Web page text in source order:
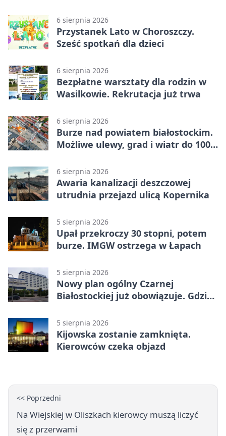
6 sierpnia 2026
Przystanek Lato w Choroszczy.
Sześć spotkań dla dzieci
6 sierpnia 2026
Bezpłatne warsztaty dla rodzin w
Wasilkowie. Rekrutacja już trwa
6 sierpnia 2026
Burze nad powiatem białostockim.
Możliwe ulewy, grad i wiatr do 100
6 sierpnia 2026
Awaria kanalizacji deszczowej
utrudnia przejazd ulicą Kopernika
5 sierpnia 2026
Upał przekroczy 30 stopni, potem
burze. IMGW ostrzega w Łapach
5 sierpnia 2026
Nowy plan ogólny Czarnej
Białostockiej już obowiązuje. Gdzie
5 sierpnia 2026
Kijowska zostanie zamknięta.
Kierowców czeka objazd
<< Poprzedni
Na Wiejskiej w Oliszkach kierowcy muszą liczyć
się z przerwami